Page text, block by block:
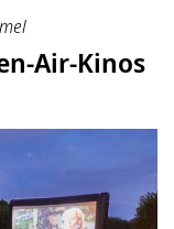
Air-Kinos